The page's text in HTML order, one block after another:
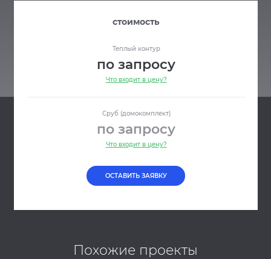
стоимость
Теплый контур
по запросу
Что входит в цену?
Сруб (домокомплект)
по запросу
Что входит в цену?
ОСТАВИТЬ ЗАЯВКУ
Похожие проекты